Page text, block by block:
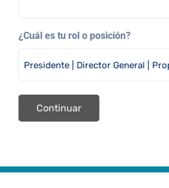
¿Cuál es tu rol o posición?